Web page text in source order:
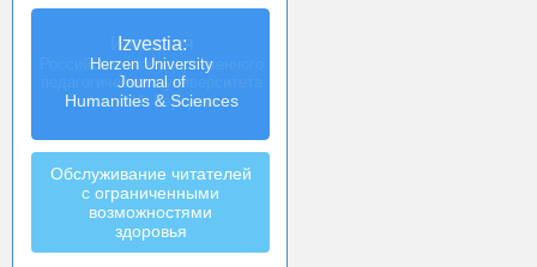
Izvestia:
Herzen University
Journal of
Humanities & Sciences
Обслуживание читателей
с ограниченными
возможностями
здоровья